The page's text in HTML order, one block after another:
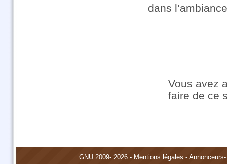
dans
Vous avez
faire de ce
GNU2009- 2026 - Mentions légales - Annonceurs